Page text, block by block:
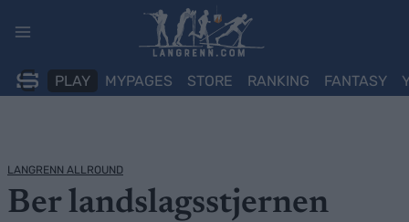
PLAY MYPAGES STORE RANKING FANTASY
LANGRENN ALLROUND
Ber landslagsstjernen